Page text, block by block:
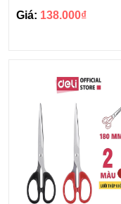
Giá: 138.000₫